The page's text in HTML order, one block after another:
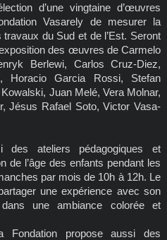
d’une vingtaine d’œuvres
Vasarely de mesurer la
du Sud et de l’Est. Seront
des œuvres de Carmelo
Berlewi, Carlos Cruz-Diez,
Horacio Garcia Rossi, Stefan
Juan Melé, Vera Molnar,
Jésus Rafael Soto, Victor Vasa-
des ateliers pédagogiques et
de l’âge des enfants pendant les
par mois de 10h à 12h. Le
une expérience avec son
une ambiance colorée et
Fondation propose aussi des